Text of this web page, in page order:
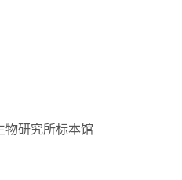
物研究所标本馆